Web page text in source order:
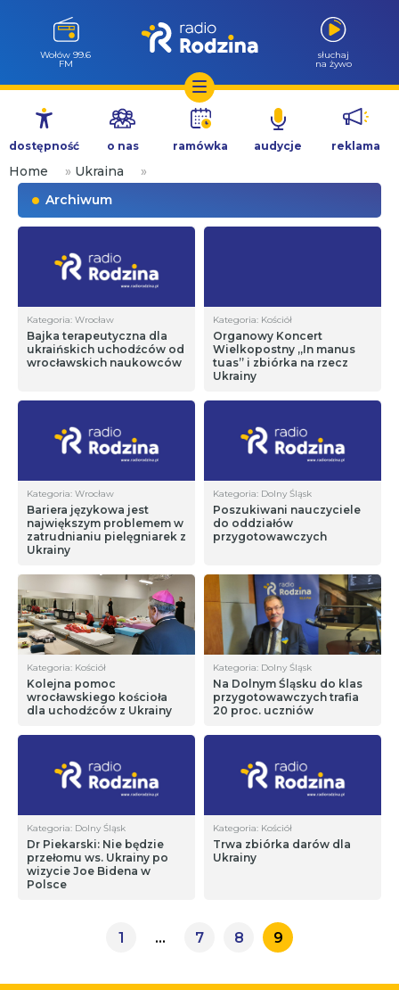
Przejdź
treści
Wołów 99.6
FM
słuchaj
na żywo
dostępność o nas ramówka audycje reklama
Home » Ukraina
»
Archiwum
Kategoria: Wrocław
Bajka terapeutyczna dla
ukraińskich uchodźców od
wrocławskich naukowców
Kategoria: Kościół
Organowy Koncert
Wielkopostny „In manus
tuas” i zbiórka na rzecz
Ukrainy
Kategoria: Wrocław
Bariera językowa jest
największym problemem w
zatrudnianiu pielęgniarek z
Ukrainy
Kategoria: Dolny Śląsk
Poszukiwani nauczyciele
do oddziałów
przygotowawczych
Kategoria: Kościół
Kolejna pomoc
wrocławskiego kościoła
dla uchodźców z Ukrainy
Kategoria: Dolny Śląsk
Na Dolnym Śląsku do klas
przygotowawczych trafia
20 proc. uczniów
Kategoria: Dolny Śląsk
Dr Piekarski: Nie będzie
przełomu ws. Ukrainy po
wizycie Joe Bidena w
Polsce
Kategoria: Kościół
Trwa zbiórka darów dla
Ukrainy
1 … 7 8 9